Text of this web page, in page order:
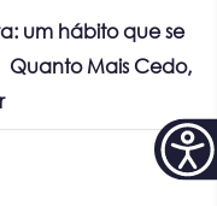
um hábito que se
Mais Cedo,